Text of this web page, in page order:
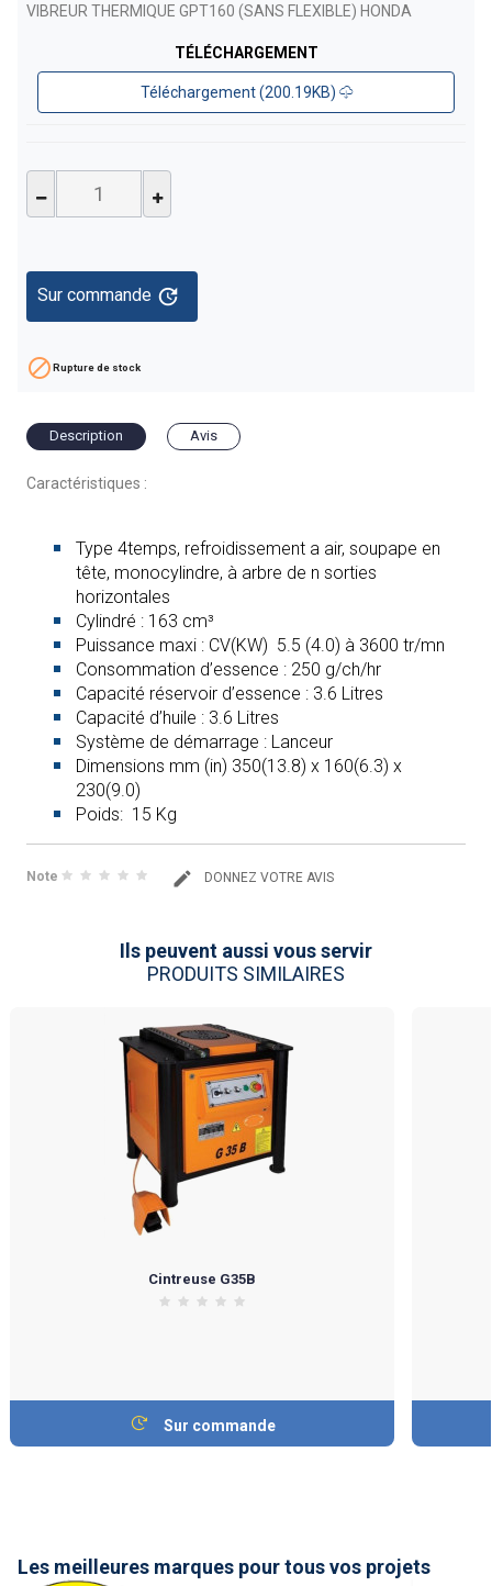
VIBREUR THERMIQUE GPT160 (SANS FLEXIBLE) HONDA
TÉLÉCHARGEMENT
Téléchargement (200.19KB)
Sur commande update
Rupture de stock
Description Avis
Caractéristiques :
Type 4temps, refroidissement a air, soupape en
tête, monocylindre, à arbre de n sorties
horizontales
Cylindré : 163 cm³
Puissance maxi : CV(KW) 5.5 (4.0) à 3600 tr/mn
Consommation d’essence : 250 g/ch/hr
Capacité réservoir d’essence : 3.6 Litres
Capacité d’huile : 3.6 Litres
Système de démarrage : Lanceur
Dimensions mm (in) 350(13.8) x 160(6.3) x
230(9.0)
Poids: 15 Kg
Note DONNEZ VOTRE AVIS
Ils peuvent aussi vous servir
PRODUITS SIMILAIRES
Cintreuse G35B
Sur commande
Les meilleures marques pour tous vos projets